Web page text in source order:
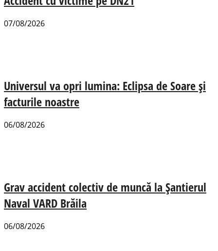
07/08/2026
Universul va opri lumina: Eclipsa de Soare și
facturile noastre
06/08/2026
Grav accident colectiv de muncă la Șantierul
Naval VARD Brăila
06/08/2026